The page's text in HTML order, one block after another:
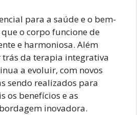
para a saúde e o bem-
o corpo funcione de
e harmoniosa. Além
trás da terapia integrativa
a evoluir, com novos
sendo realizados para
os benefícios e as
inovadora.